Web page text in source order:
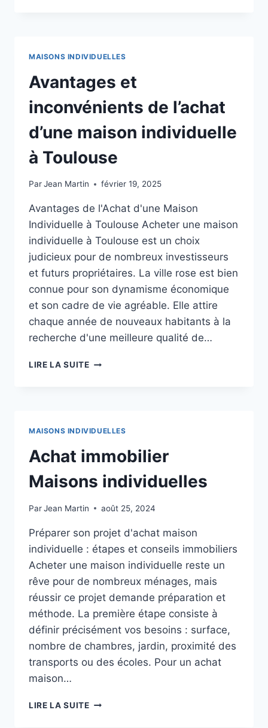
MAISONS INDIVIDUELLES
Avantages et
inconvénients de l’achat
d’une maison individuelle
à Toulouse
ParJean Martin février 19, 2025
Avantages de l'Achat d'une Maison
Individuelle à Toulouse Acheter une maison
individuelle à Toulouse est un choix
judicieux pour de nombreux investisseurs
et futurs propriétaires. La ville rose est bien
connue pour son dynamisme économique
et son cadre de vie agréable. Elle attire
chaque année de nouveaux habitants à la
recherche d'une meilleure qualité de…
LIRE LA SUITEAVANTAGES
INDIVIDUELLE
À
TOULOUSE
MAISONS INDIVIDUELLES
Achat immobilier
Maisons individuelles
ParJean Martin août 25, 2024
Préparer son projet d'achat maison
individuelle : étapes et conseils immobiliers
Acheter une maison individuelle reste un
rêve pour de nombreux ménages, mais
réussir ce projet demande préparation et
méthode. La première étape consiste à
définir précisément vos besoins : surface,
nombre de chambres, jardin, proximité des
transports ou des écoles. Pour un achat
maison…
LIRE LA SUITEACHAT